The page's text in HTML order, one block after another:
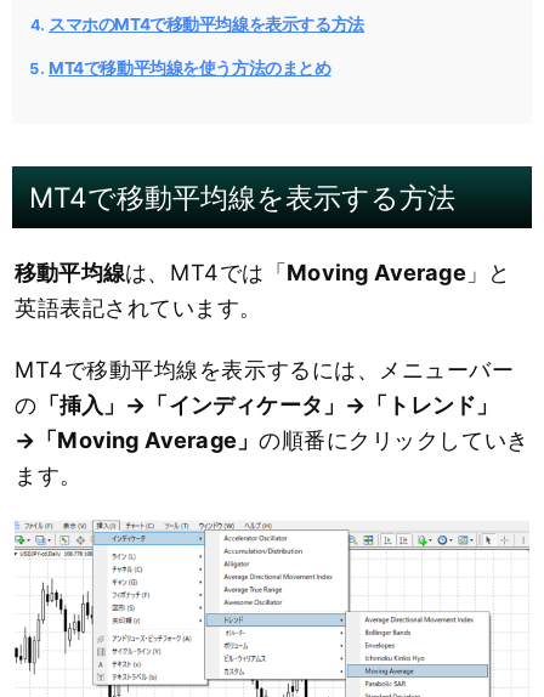
スマホのMT4で移動平均線を表示する方法
MT4で移動平均線を使う方法のまとめ
MT4で移動平均線を表示する方法
移動平均線は、MT4では「Moving Average」と
英語表記されています。
MT4で移動平均線を表示するには、メニューバー
の 「挿入」→「インディケータ」→「トレンド」
→「Moving Average」の順番にクリックしていき
ます。